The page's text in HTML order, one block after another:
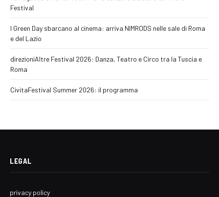
Festival
I Green Day sbarcano al cinema: arriva NIMRODS nelle sale di Roma
e del Lazio
direzioniAltre Festival 2026: Danza, Teatro e Circo tra la Tuscia e
Roma
CivitaFestival Summer 2026: il programma
LEGAL
privacy policy